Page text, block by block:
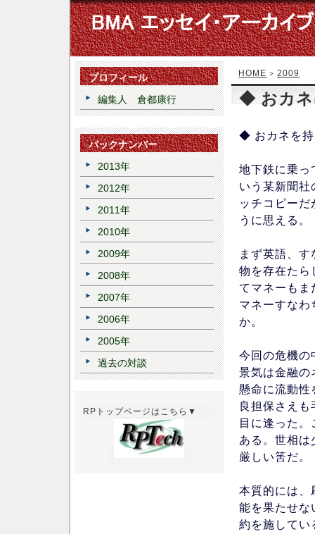
HOME > 2009
◆ おカネ
◆ おカネを持
地下鉄に乗っ
いう某新聞社
ッチコピー
うに思える。
まず英語、
物を存在たら
てマネーもま
マネーすなわ
か。
今回の危機の
景気は金融の
懸命に流動性
良担保さえ
目に逢った
ある。世相は
厳しい筈だ。
本質的には、
能を果たせな
約を施してい
プロフィール
編集人 倉都康行
バックナンバー
2013年
2012年
2011年
2010年
2009年
2008年
2007年
2006年
2005年
過去の対談
RPトップページはこちら▼